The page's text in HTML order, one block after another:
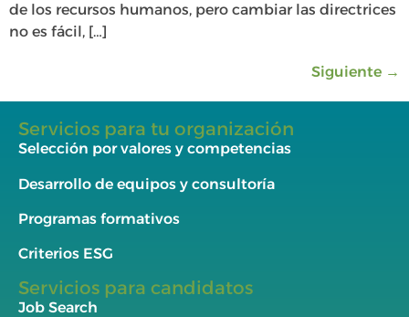
de los recursos humanos, pero cambiar las directrices
no es fácil, […]
Siguiente →
Servicios para tu organización
Selección por valores y competencias
Desarrollo de equipos y consultoría
Programas formativos
Criterios ESG
Servicios para candidatos
Job Search